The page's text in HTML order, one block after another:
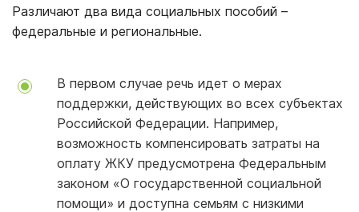
Различают два вида социальных пособий –
федеральные и региональные.
В первом случае речь идет о мерах
поддержки, действующих во всех субъектах
Российской Федерации. Например,
возможность компенсировать затраты на
оплату ЖКУ предусмотрена Федеральным
законом «О государственной социальной
помощи» и доступна семьям с низкими